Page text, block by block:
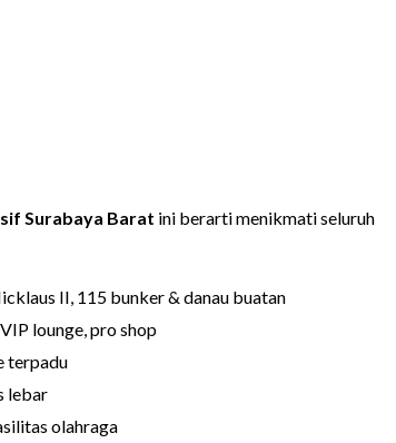
Surabaya Barat ini berarti menikmati seluruh
II, 115 bunker & danau buatan
lounge, pro shop
terpadu
lebar
olahraga